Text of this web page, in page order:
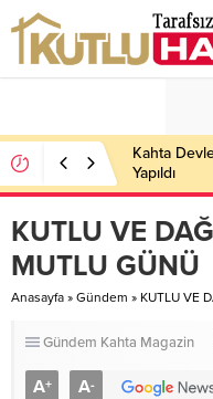
Kahta
Yapıldı
KUTLU VE
MUTLU GÜNÜ
Anasayfa » Gündem » KUTLU VE
Gündem Kahta Magazin
A+ A-